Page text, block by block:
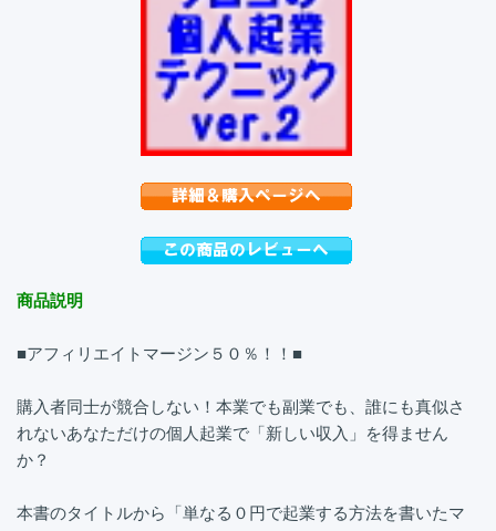
商品説明
■アフィリエイトマージン５０％！！■
購入者同士が競合しない！本業でも副業でも、誰にも真似さ
れないあなただけの個人起業で「新しい収入」を得ません
か？
本書のタイトルから「単なる０円で起業する方法を書いたマ